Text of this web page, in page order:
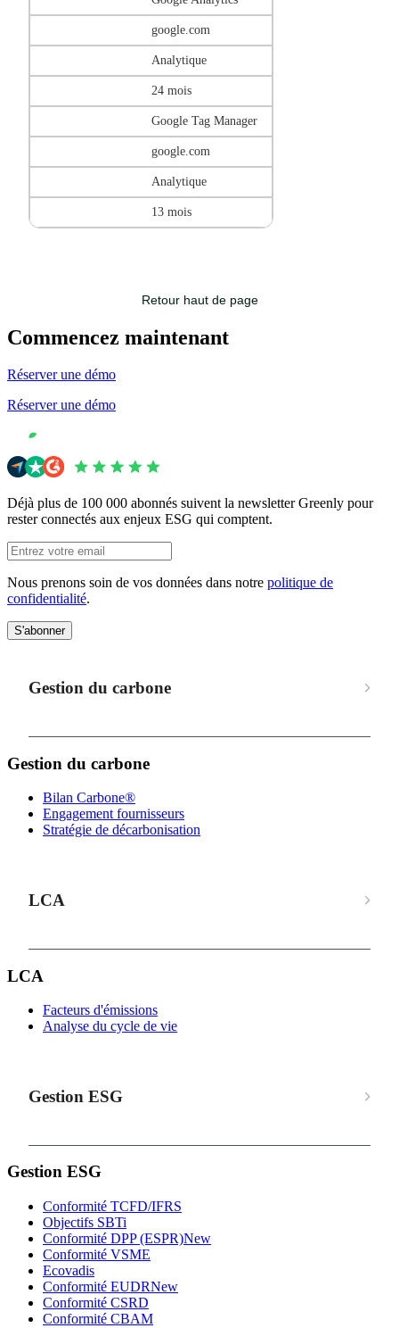
google.com
Analytique
24 mois
Google Tag Manager
google.com
Analytique
13 mois
Retour haut de page
Commencez maintenant
Réserver une démo
Réserver une démo
Déjà plus de 100 000 abonnés suivent la newsletter Greenly pour
rester connectés aux enjeux ESG qui comptent.
Nous prenons soin de vos données dans notre politique de
confidentialité.
S'abonner
Gestion du carbone
Gestion du carbone
Bilan Carbone®
Engagement fournisseurs
Stratégie de décarbonisation
LCA
LCA
Facteurs d'émissions
Analyse du cycle de vie
Gestion ESG
Gestion ESG
Conformité TCFD/IFRS
Objectifs SBTi
Conformité DPP (ESPR)New
Conformité VSME
Ecovadis
Conformité EUDRNew
Conformité CSRD
Conformité CBAM